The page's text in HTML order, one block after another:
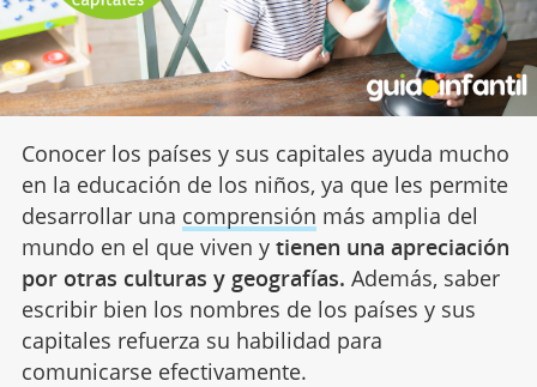
Conocer los países y sus capitales ayuda mucho
en la educación de los niños, ya que les permite
desarrollar una comprensión más amplia del
mundo en el que viven y tienen una apreciación
por otras culturas y geografías. Además, saber
escribir bien los nombres de los países y sus
capitales refuerza su habilidad para
comunicarse efectivamente.